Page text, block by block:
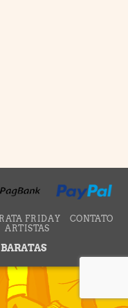
FRIDAY
CONTATO
ARTISTAS